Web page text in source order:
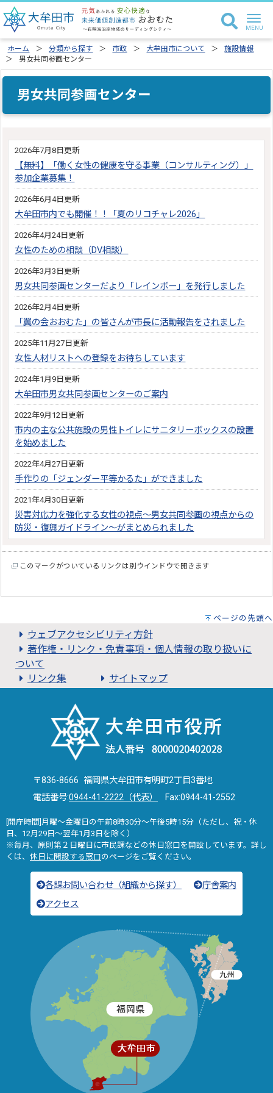
ホーム 分類から探す 市政 大牟田市について
施設情報
男女共同参画センター
男女共同参画センター
2026年7月8日更新
【無料】「働く女性の健康を守る事業（コンサルティング）」
参加企業募集！
2026年6月4日更新
大牟田市内でも開催！！「夏のリコチャレ2026」
2026年4月24日更新
女性のための相談（DV相談）
2026年3月3日更新
男女共同参画センターだより「レインボー」を発行しました
2026年2月4日更新
「翼の会おおむた」の皆さんが市長に活動報告をされました
2025年11月27日更新
女性人材リストへの登録をお待ちしています
2024年1月9日更新
大牟田市男女共同参画センターのご案内
2022年9月12日更新
市内の主な公共施設の男性トイレにサニタリーボックスの設置
を始めました
2022年4月27日更新
手作りの「ジェンダー平等かるた」ができました
2021年4月30日更新
災害対応力を強化する女性の視点～男女共同参画の視点からの
防災・復興ガイドライン～がまとめられました
このマークがついているリンクは別ウインドウで開きます
ページの先頭へ
ウェブアクセシビリティ方針
著作権・リンク・免責事項・個人情報の取り扱いに
ついて
リンク集
サイトマップ
〒836-8666 福岡県大牟田市有明町2丁目3番地
電話番号:0944-41-2222（代表） Fax:0944-41-2552
[開庁時間]月曜～金曜日の午前8時30分～午後5時15分（ただし、祝・休
日、12月29日～翌年1月3日を除く）
※毎月、原則第２日曜日に市民課などの休日窓口を開設しています。詳し
くは、 休日に開設する窓口のページをご覧ください。
各課お問い合わせ（組織から探す）
庁舎案内
アクセス